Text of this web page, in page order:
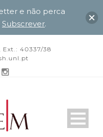
Ext.: 40337/38
e não perca
Subscrever.